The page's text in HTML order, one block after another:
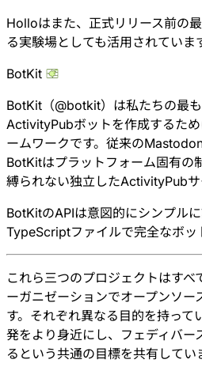
Holloはまた、正式リリース前の
る実験場としても活用されていま
BotKit
BotKit （@botkit）は私たちの最
ActivityPubボットを作成するた
ームワークです。従来の
BotKitはプラットフォーム固有の
縛られない独立したActivityPubサ
BotKitのAPIは意図的にシンプル
TypeScriptファイルで完全なボッ
これら三つのプロジェクトはすべ
ーガニゼーションでオープンソー
す。それぞれ異なる目的を持っ
発をより身近にし、フェディバー
るという共通の目標を共有してい